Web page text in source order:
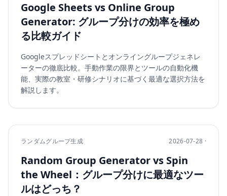
Google Sheets vs Online Group
Generator: グループ分けの効率を極め
る比較ガイド
Googleスプレッドシートとオンライングループジェネレ
ーターの徹底比較。手動作業の限界とツールの自動化機
能、実際の教室・研修シナリオに基づく最適な選択方法を
解説します。
ランダムグループ生成 2026-07-28 ·
Random Group Generator vs Spin
the Wheel：グループ分けに最適なツー
ルはどっち？